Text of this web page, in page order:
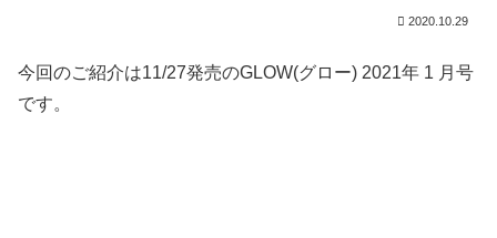
2020.10.29
今回のご紹介は11/27発売のGLOW(グロー) 2021年 1 月号
です。